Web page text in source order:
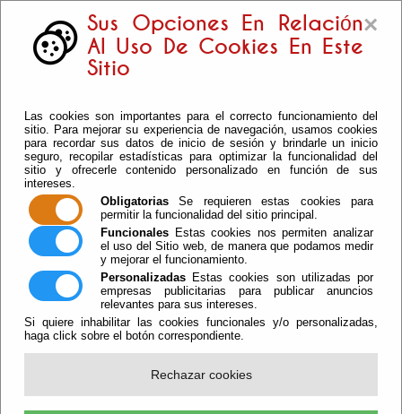
×
Sus Opciones En Relación
Al Uso De Cookies En Este
Sitio
Las cookies son importantes para el correcto funcionamiento del
sitio. Para mejorar su experiencia de navegación, usamos cookies
para recordar sus datos de inicio de sesión y brindarle un inicio
seguro, recopilar estadísticas para optimizar la funcionalidad del
sitio y ofrecerle contenido personalizado en función de sus
intereses.
Obligatorias Se requieren estas cookies para
permitir la funcionalidad del sitio principal.
Funcionales Estas cookies nos permiten analizar
el uso del Sitio web, de manera que podamos medir
y mejorar el funcionamiento.
Personalizadas Estas cookies son utilizadas por
empresas publicitarias para publicar anuncios
relevantes para sus intereses.
Si quiere inhabilitar las cookies funcionales y/o personalizadas,
haga click sobre el botón correspondiente.
Rechazar cookies
Tablón Y Actas
Actas de Sesión
Pleno